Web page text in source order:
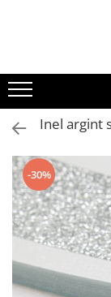
CERCEI ARGINT
BRATARI ARGINT
COLIERE ARGINT
LANTISOARE
CRUCIULITE SI
PANDANTIVE
BROSE ARGINT
VERIGHETE
BIJUTERII ARGINT
Inel argint
-30%